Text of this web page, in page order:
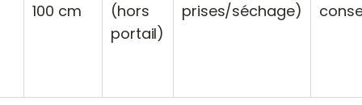
100 cm
(hors
portail)
prises/séchage)